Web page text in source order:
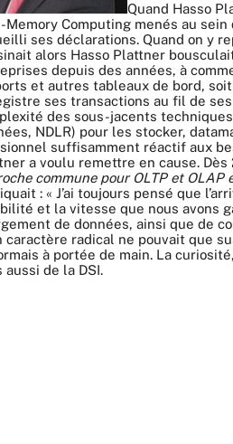
Quand Hasso
Memory Computing menés au
ses déclarations. Quand on y
alors Hasso Plattner
depuis des années, à
et autres tableaux de bord,
ses transactions au fil de
des sous-jacents
NDLR) pour les stocker,
suffisamment réactif aux
a voulu remettre en cause. Dès
commune pour OLTP et
: « J’ai toujours pensé que
et la vitesse que nous avons
de données, ainsi que de
caractère radical ne pouvait que
à portée de main. La
aussi de la DSI.